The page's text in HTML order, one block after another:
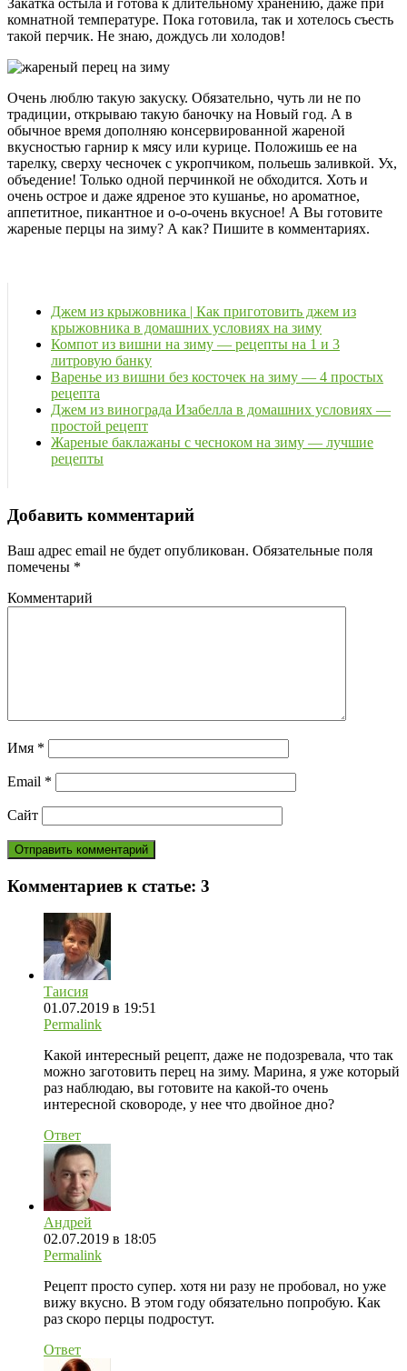
Закатка остыла и готова к длительному хранению, даже при
комнатной температуре. Пока готовила, так и хотелось съесть
такой перчик. Не знаю, дождусь ли холодов!
Очень люблю такую закуску. Обязательно, чуть ли не по
традиции, открываю такую баночку на Новый год. А в
обычное время дополняю консервированной жареной
вкусностью гарнир к мясу или курице. Положишь ее на
тарелку, сверху чесночек с укропчиком, польешь заливкой. Ух,
объедение! Только одной перчинкой не обходится. Хоть и
очень острое и даже ядреное это кушанье, но ароматное,
аппетитное, пикантное и о-о-очень вкусное! А Вы готовите
жареные перцы на зиму? А как? Пишите в комментариях.
Джем из крыжовника | Как приготовить джем из
крыжовника в домашних условиях на зиму
Компот из вишни на зиму — рецепты на 1 и 3
литровую банку
Варенье из вишни без косточек на зиму — 4 простых
рецепта
Джем из винограда Изабелла в домашних условиях —
простой рецепт
Жареные баклажаны с чесноком на зиму — лучшие
рецепты
Добавить комментарий
Ваш адрес email не будет опубликован. Обязательные поля
помечены *
Комментарий
Имя *
Email *
Сайт
Комментариев к статье: 3
Таисия
01.07.2019 в 19:51
Permalink
Какой интересный рецепт, даже не подозревала, что так
можно заготовить перец на зиму. Марина, я уже который
раз наблюдаю, вы готовите на какой-то очень
интересной сковороде, у нее что двойное дно?
Ответ
Андрей
02.07.2019 в 18:05
Permalink
Рецепт просто супер. хотя ни разу не пробовал, но уже
вижу вкусно. В этом году обязательно попробую. Как
раз скоро перцы подростут.
Ответ